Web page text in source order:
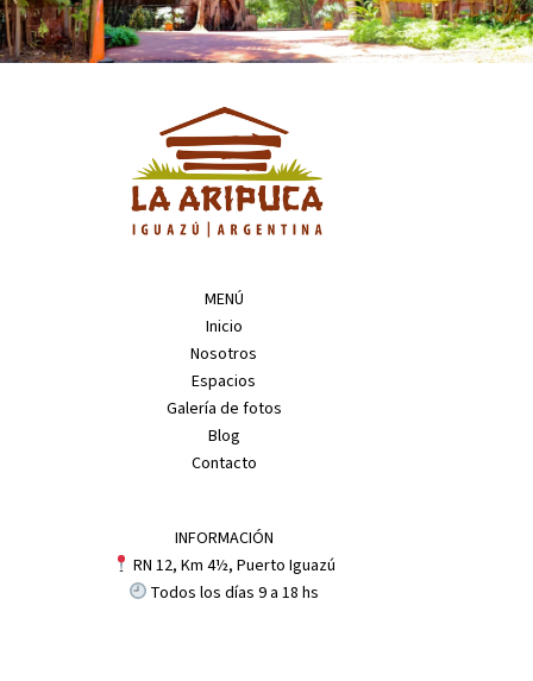
MENÚ
Inicio
Nosotros
Espacios
Galería de fotos
Blog
Contacto
INFORMACIÓN
RN 12, Km 4½, Puerto Iguazú
Todos los días 9 a 18 hs